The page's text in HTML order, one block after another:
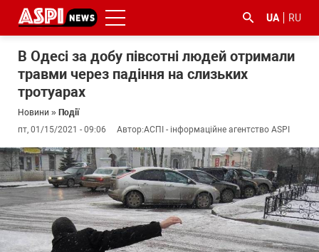
UA RU
В Одесі за добу півсотні людей отримали
травми через падіння на слизьких
тротуарах
Новини » Події
пт, 01/15/2021 - 09:06
Автор:АСПІ - інформаційне агентство ASPI
#ООС
#боротьба
з
корупцією
#ДФС #Київ #коронавірус